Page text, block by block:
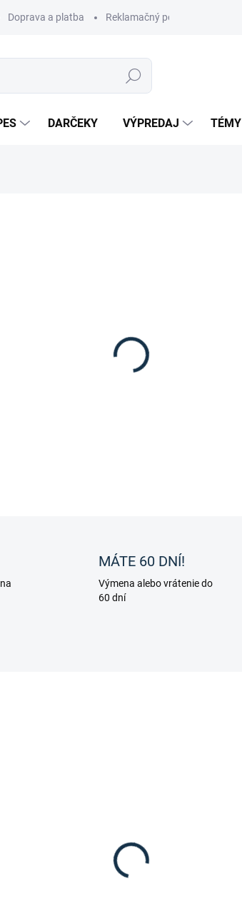
Doprava a platba Reklamačný poriadok
Hľadať
DARČEKY VÝPREDAJ TÉMY
MÁTE 60 DNÍ!
Výmena alebo vrátenie do
60 dní